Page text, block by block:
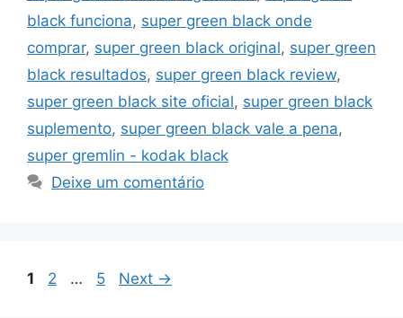
black funciona, super green black onde
comprar, super green black original, super green
black resultados, super green black review,
super green black site oficial, super green black
suplemento, super green black vale a pena,
super gremlin - kodak black
Deixe um comentário
Page
1 Page
2 … Page
5 Next →